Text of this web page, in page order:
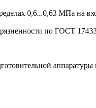
0,6...0,63 МПа на
по ГОСТ